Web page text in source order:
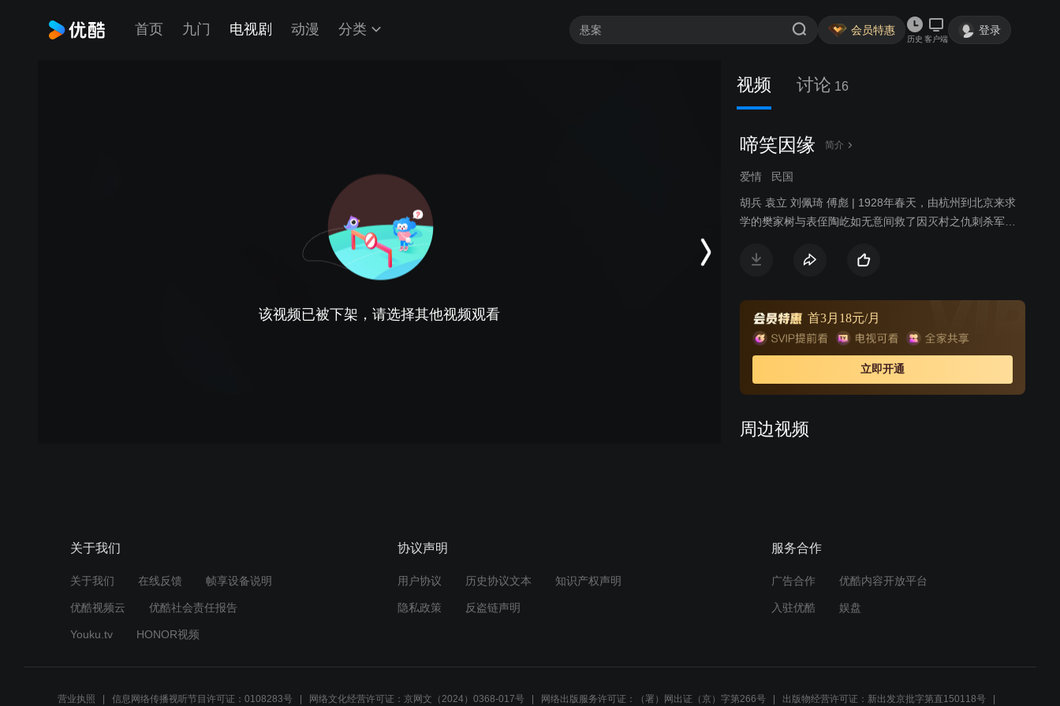
首页 九门 电视剧 动漫 分类 会员特惠
历史 客户端
登录
该视频已被下架，请选择其他视频观看
视频 讨论 16
啼笑因缘 简介
爱情 民国
胡兵 袁立 刘佩琦 傅彪 | 1928年春天，由杭州到北京来求
学的樊家树与表侄陶屹如无意间救了因灭村之仇刺杀军阀
了秀姑对他的好感，而陶屹如也被秀姑的豪气所吸引。
何丽娜出面为樊家树解了围。樊家树因看不惯何丽娜的奢
侈与官家小姐的气势，处处躲避何丽娜。而此时年轻英俊
的沈国英已经对何丽娜心生仰慕之意。 随着时间的流
逝，他们之间的爱恨纠葛一切都过去了，只有英灵化做的
清风将永久陪伴历尽磨难的情侣。
首3月18元/月
立即开通
周边视频
的爱
02:22
关于我们
关于我们 在线反馈 帧享设备说明
优酷视频云 优酷社会责任报告
Youku.tv HONOR视频
协议声明
用户协议 历史协议文本 知识产权声明
隐私政策 反盗链声明
服务合作
广告合作 优酷内容开放平台
入驻优酷 娱盘
营业执照 信息网络传播视听节目许可证：0108283号 网络文化经营许可证：京网文（2024）0368-017号 网络出版服务许可证：（署）网出证（京）字第266号 出版物经营许可证：新出发京批字第直150118号